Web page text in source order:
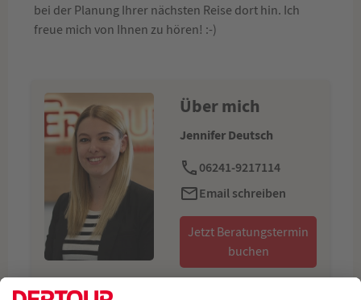
bei der Planung Ihrer nächsten Reise dort hin. Ich
freue mich von Ihnen zu hören! :-)
Über mich
Jennifer Deutsch
06241-9217114
Email schreiben
Jetzt Beratungstermin
buchen